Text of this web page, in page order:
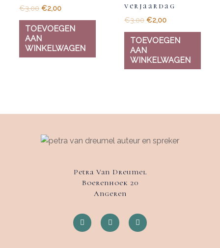
€3,00 €2,00
TOEVOEGEN
AAN
WINKELWAGEN
verjaardag
€3,00 €2,00
TOEVOEGEN
AAN
WINKELWAGEN
Petra Van Dreumel
Boerenhoek 20
Angeren